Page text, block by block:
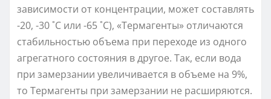
зависимости от концентрации, может составлять
-20, -30 ˚С или -65 ˚С), «Термагенты» отличаются
стабильностью объема при переходе из одного
агрегатного состояния в другое. Так, если вода
при замерзании увеличивается в объеме на 9%,
то Термагенты при замерзании не расширяются.